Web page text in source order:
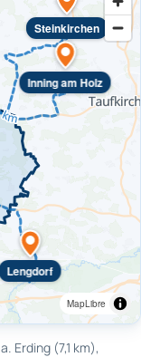
Inning am Holz
Lengdorf
Steinkirchen
MapLibre
Erding (7,1 km),